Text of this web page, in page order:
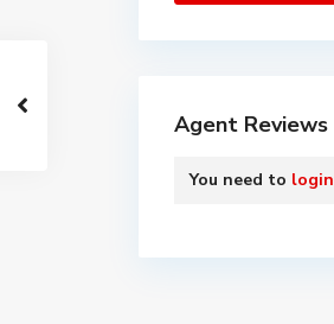
Agent Reviews
You need to login